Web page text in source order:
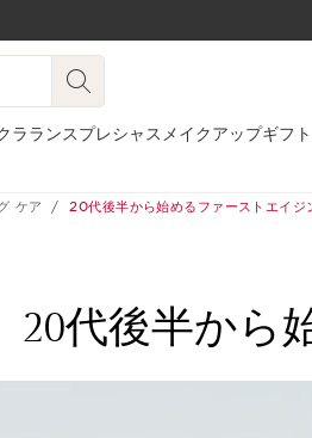
ラランスプレシャス メイクアップギフ
ケア 20代後半から始めるファーストエイジ
20代後半から